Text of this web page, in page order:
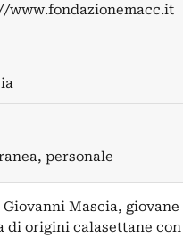
www.fondazionemacc.it
personale
Mascia, giovane
di origini calasettane con